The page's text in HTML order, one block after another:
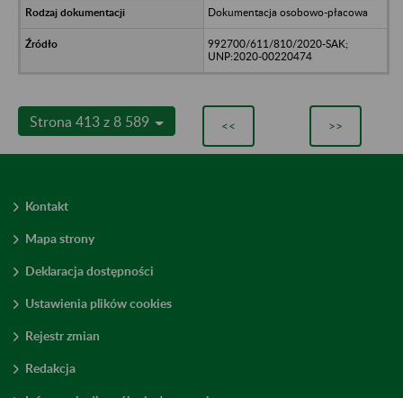
Dokumentacja osobowo-płacowa
992700/611/810/2020-SAK;
UNP:2020-00220474
Strona 413 z 8 589 << >>
Kontakt
Mapa strony
Deklaracja dostępności
Ustawienia plików cookies
Rejestr zmian
Redakcja